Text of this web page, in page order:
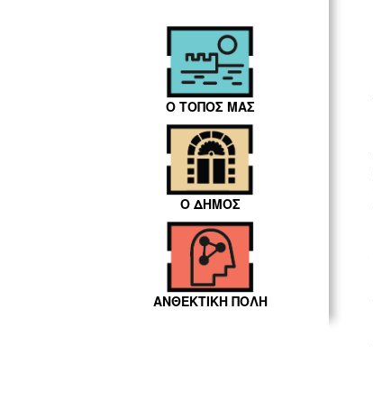
Ο ΤΟΠΟΣ ΜΑΣ
Ο ΔΗΜΟΣ
ΑΝΘΕΚΤΙΚΗ ΠΟΛΗ